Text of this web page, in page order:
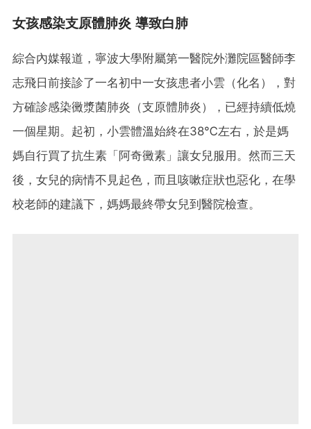
女孩感染支原體肺炎 導致白肺
綜合內媒報道，寧波大學附屬第一醫院外灘院區醫師李
志飛日前接診了一名初中一女孩患者小雲（化名），對
方確診感染黴漿菌肺炎（支原體肺炎），已經持續低燒
一個星期。起初，小雲體溫始終在38℃左右，於是媽
媽自行買了抗生素「阿奇黴素」讓女兒服用。然而三天
後，女兒的病情不見起色，而且咳嗽症狀也惡化，在學
校老師的建議下，媽媽最終帶女兒到醫院檢查。